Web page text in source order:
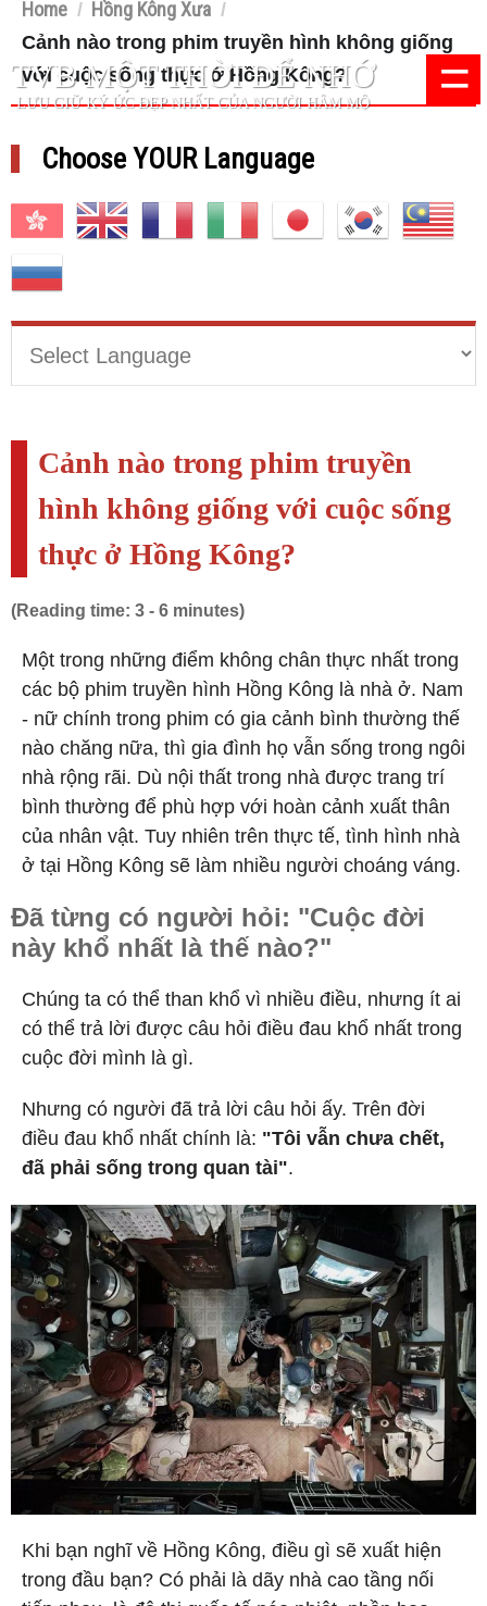
TVB MỘT THỜI ĐỂ NHỚ
LƯU GIỮ KÝ ỨC ĐẸP NHẤT CỦA NGƯỜI HÂM MỘ =
Home / Hồng Kông Xưa /
Cảnh nào trong phim truyền hình không giống
với cuộc sống thực ở Hồng Kông?
Choose YOUR Language
Cảnh nào trong phim truyền
hình không giống với cuộc sống
thực ở Hồng Kông?
(Reading time: 3 - 6 minutes)
Một trong những điểm không chân thực nhất trong
các bộ phim truyền hình Hồng Kông là nhà ở. Nam
- nữ chính trong phim có gia cảnh bình thường thế
nào chăng nữa, thì gia đình họ vẫn sống trong ngôi
nhà rộng rãi. Dù nội thất trong nhà được trang trí
bình thường để phù hợp với hoàn cảnh xuất thân
của nhân vật. Tuy nhiên trên thực tế, tình hình nhà
ở tại Hồng Kông sẽ làm nhiều người choáng váng.
Đã từng có người hỏi: "Cuộc đời
này khổ nhất là thế nào?"
Chúng ta có thể than khổ vì nhiều điều, nhưng ít ai
có thể trả lời được câu hỏi điều đau khổ nhất trong
cuộc đời mình là gì.
Nhưng có người đã trả lời câu hỏi ấy. Trên đời
điều đau khổ nhất chính là: "Tôi vẫn chưa chết,
đã phải sống trong quan tài".
Khi bạn nghĩ về Hồng Kông, điều gì sẽ xuất hiện
trong đầu bạn? Có phải là dãy nhà cao tầng nối